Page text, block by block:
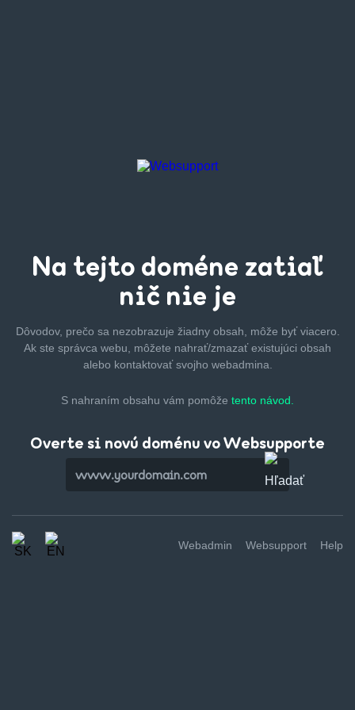
Na tejto doméne zatiaľ
nič nie je
Dôvodov, prečo sa nezobrazuje žiadny obsah, môže byťviacero.
Ak ste správca webu, môžete nahrať/zmazaťexistujúci obsah
alebo kontaktovať svojho webadmina.
S nahraním obsahu vám pomôže tento návod.
Overte si novú doménu vo Websupporte
Webadmin Websupport Help